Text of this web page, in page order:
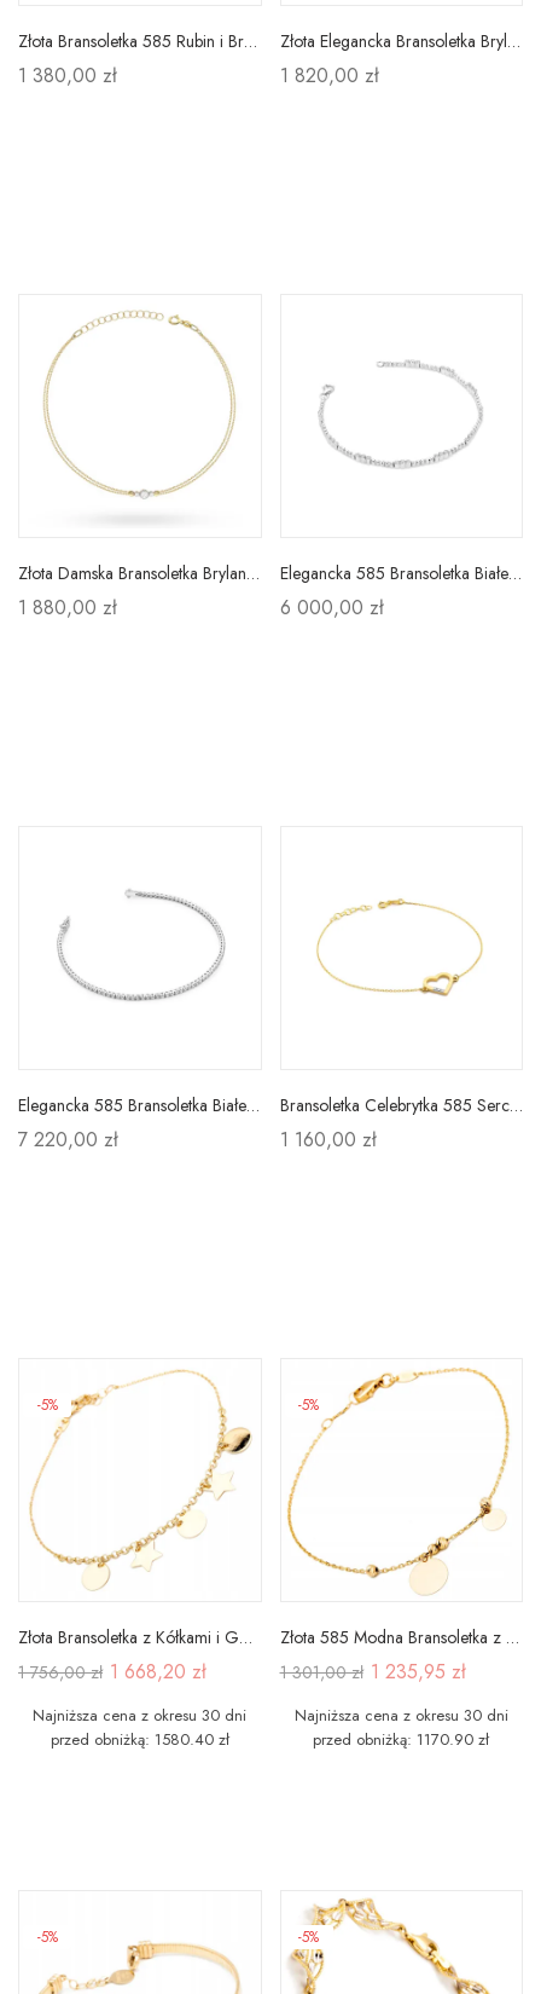
Złota Bransoletka 585 Rubin i Brylanty
1 380,00 zł
Złota Elegancka Bransoletka Brylant Próba 585
1 820,00 zł
Złota Damska Bransoletka Brylanty 585 Prezent
1 880,00 zł
Elegancka 585 Bransoletka Białe Złoto z Brylantami
6 000,00 zł
Elegancka 585 Bransoletka Białe Złoto Brylanty
7 220,00 zł
Bransoletka Celebrytka 585 Serce Brylanty Prezent
1 160,00 zł
-5%
Złota Bransoletka z Kółkami i Gwiazdkami
1 756,00 zł 1 668,20 zł
Najniższa cena z okresu 30 dni
przed obniżką: 1580.40 zł
-5%
Złota 585 Modna Bransoletka z Kółkami Na Grawer
1 301,00 zł 1 235,95 zł
Najniższa cena z okresu 30 dni
przed obniżką: 1170.90 zł
-5% -5%